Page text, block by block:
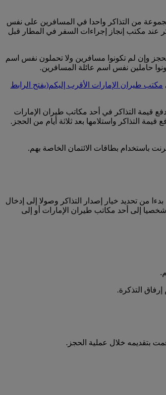
مجموعة من التذاكر واحدا في المسافرين على نفس
عند مكتب إنجاز إجراءات السفر في المطار قبل
وإن لم تكونوا مسافرين ولا تحملون نفس اسم
حاملين نفس اسم عائلة المسافرين.
مكتب طيران الإمارات الأقرب إليكم(يفتح الرابط
قيمة التذاكر في أحد مكاتب طيران الإمارات
التذاكر واستلامها بعد ثلاثة أيام من الحجز.
باستخدام بطاقات الائتمان الخاصة بهم.
من تحديد خيار إصدار التذاكر وصولا إلى إدخال
شخصيا إلى أحد مكاتب طيران الإمارات أو إلى
التذكرة.
قمت بتقديمه خلال عملية الحجز.